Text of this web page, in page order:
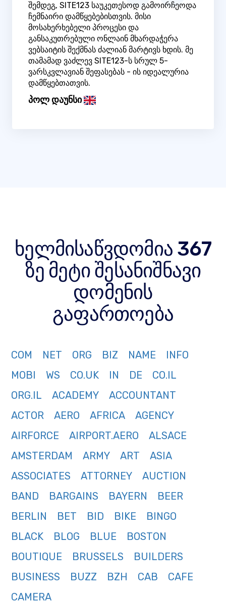
შემდეგ, SITE123 საუკეთესოდ გამოირჩეოდა
ჩემნაირი დამწყებებისთვის. მისი
მოსახერხებელი პროცესი და
განსაკუთრებული ონლაინ მხარდაჭერა
ვებსაიტის შექმნას ძალიან მარტივს ხდის. მე
თამამად ვაძლევ SITE123-ს სრულ 5-
ვარსკვლავიან შეფასებას - ის იდეალურია
დამწყებთათვის.
პოლ დაუნსი
ხელმისაწვდომია 367
ზე მეტი შესანიშნავი
დომენის
გაფართოება
COM NET ORG BIZ NAME
INFO
MOBI
WS CO.UK IN DE
CO.IL
ORG.IL
ACADEMY
ACCOUNTANT
ACTOR
AERO AFRICA
AGENCY
AIRFORCE
AIRPORT.AERO
ALSACE
AMSTERDAM
ARMY ART
ASIA
ASSOCIATES
ATTORNEY
AUCTION
BAND
BARGAINS BAYERN
BEER
BERLIN
BET BID BIKE
BINGO
BLACK
BLOG BLUE
BOSTON
BOUTIQUE
BRUSSELS
BUILDERS
BUSINESS
BUZZ BZH CAB
CAFE
CAMERA